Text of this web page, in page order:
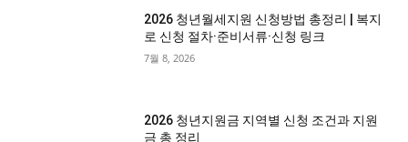
2026 청년월세지원 신청방법 총정리 | 복지
로 신청 절차·준비서류·신청 링크
7월 8, 2026
2026 청년지원금 지역별 신청 조건과 지원
금 총 정리